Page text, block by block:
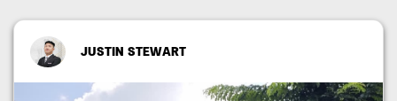
JUSTIN STEWART